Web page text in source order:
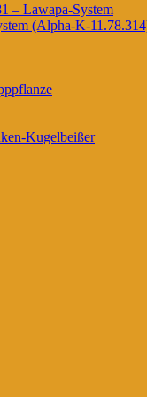
– Lawapa-System
(Alpha-K-
Kugelbeißer